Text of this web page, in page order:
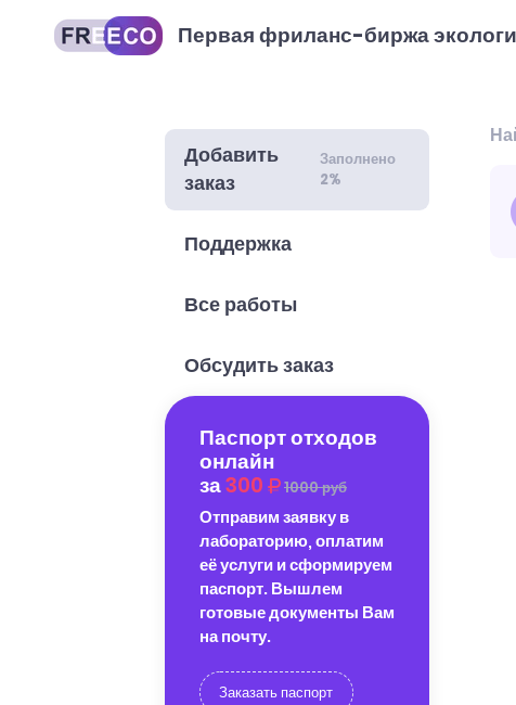
Первая фриланс-биржа
Добавить
заказ
Заполнено
2%
Поддержка
Все работы
Обсудить заказ
Паспорт отходов
онлайн
за300 1000 руб
Отправим заявку в
лабораторию, оплатим
её услуги и сформируем
паспорт. Вышлем
готовые документы Вам
на почту.
Заказать паспорт